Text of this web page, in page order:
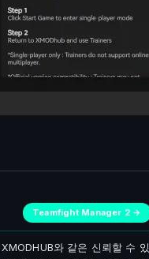
Teamfight Manager 2 →
와 같은 신뢰할 수 있